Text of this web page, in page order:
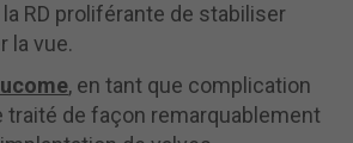
RD proliférante de stabiliser
la vue.
, en tant que complication
traité de façon remarquablement